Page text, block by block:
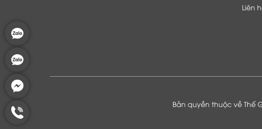
Liên
tâm và tin tưởng đội ngũ kỹ thuật, chăm
sóc khách hàng luôn hỗ trợ khách hàng
Là
Bản quyền thuộc về Thế